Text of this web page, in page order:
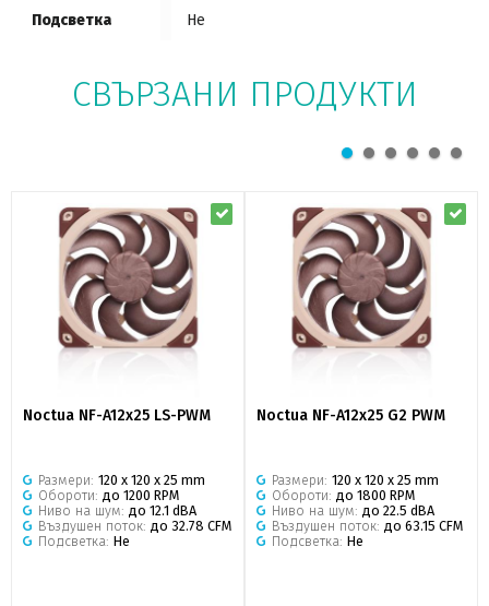
Подсветка Не
СВЪРЗАНИ ПРОДУКТИ
Noctua NF-A12x25 LS-PWM
Размери: 120 x 120 x 25 mm
Обороти: до 1200 RPM
Ниво на шум: до 12.1 dBA
Въздушен поток: до 32.78 CFM
Подсветка: Не
Noctua NF-A12x25 G2 PWM
Размери: 120 x 120 x 25 mm
Обороти: до 1800 RPM
Ниво на шум: до 22.5 dBA
Въздушен поток: до 63.15 CFM
Подсветка: Не